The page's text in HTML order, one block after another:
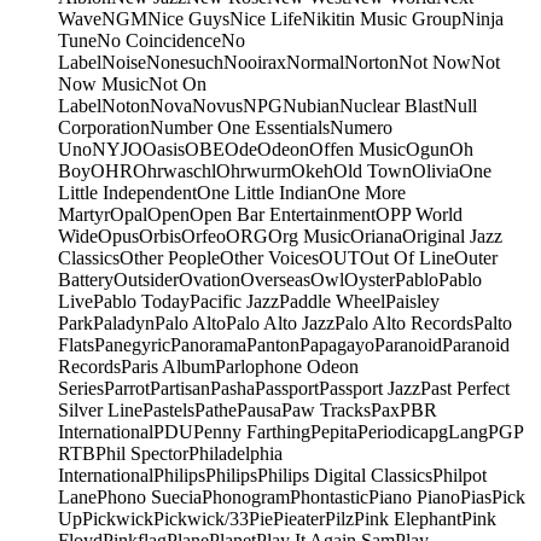
WaveNGMNice GuysNice LifeNikitin Music GroupNinja
TuneNo CoincidenceNo
LabelNoiseNonesuchNooiraxNormalNortonNot NowNot
Now MusicNot On
LabelNotonNovaNovusNPGNubianNuclear BlastNull
CorporationNumber One EssentialsNumero
UnoNYJOOasisOBEOdeOdeonOffen MusicOgunOh
BoyOHROhrwaschlOhrwurmOkehOld TownOliviaOne
Little IndependentOne Little IndianOne More
MartyrOpalOpenOpen Bar EntertainmentOPP World
WideOpusOrbisOrfeoORGOrg MusicOrianaOriginal Jazz
ClassicsOther PeopleOther VoicesOUTOut Of LineOuter
BatteryOutsiderOvationOverseasOwlOysterPabloPablo
LivePablo TodayPacific JazzPaddle WheelPaisley
ParkPaladynPalo AltoPalo Alto JazzPalo Alto RecordsPalto
FlatsPanegyricPanoramaPantonPapagayoParanoidParanoid
RecordsParis AlbumParlophone Odeon
SeriesParrotPartisanPashaPassportPassport JazzPast Perfect
Silver LinePastelsPathePausaPaw TracksPaxPBR
InternationalPDUPenny FarthingPepitaPeriodicapgLangPGP
RTBPhil SpectorPhiladelphia
InternationalPhilipsPhilipsPhilips Digital ClassicsPhilpot
LanePhono SueciaPhonogramPhontasticPiano PianoPiasPick
UpPickwickPickwick/33PiePieaterPilzPink ElephantPink